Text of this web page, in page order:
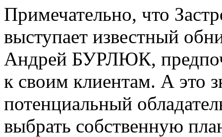
Примечательно, что
выступает известный
Андрей БУРЛЮК,
к своим клиентам. А это
потенциальный
выбрать собственную